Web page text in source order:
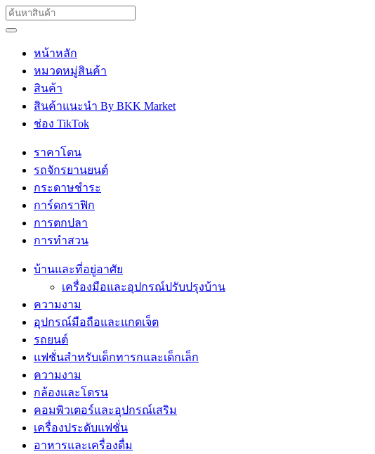
หน้าหลัก
หมวดหมู่สินค้า
สินค้า
สินค้าแนะนำ By BKK Market
ช่อง TikTok
ราคาโดน
รถจักรยานยนต์
กระดาษชำระ
การ์ดกราฟิก
การตกปลา
การทำสวน
บ้านและที่อยู่อาศัย
เครื่องมือและอุปกรณ์ปรับปรุงบ้าน
ความงาม
อุปกรณ์มือถือและแกดเจ็ต
รถยนต์
แฟชั่นสำหรับเด็กทารกและเด็กเล็ก
ความงาม
กล้องและโดรน
คอมพิวเตอร์และอุปกรณ์เสริม
เครื่องประดับแฟชั่น
อาหารและเครื่องดื่ม